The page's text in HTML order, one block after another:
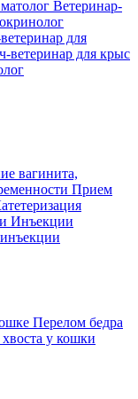
Ветеринар-
для
ветеринар для крыс
вагинита,
Прием
Инъекции
Перелом бедра
у кошки